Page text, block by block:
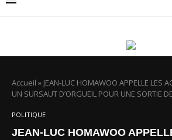
Accueil » JEAN-LUC HOMAWOO APPELLE LES
UN SURSAUT D’ORGUEIL POUR UNE SORTIE
POLITIQUE
JEAN-LUC HOMAWOO